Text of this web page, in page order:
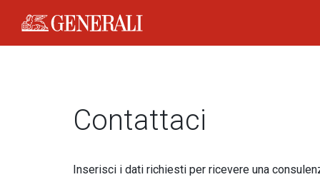
Generali Logo
Contattaci
Inserisci i dati richiesti per ricevere una